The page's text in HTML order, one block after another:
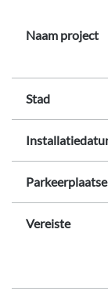
Naam project
Stad
Vereiste